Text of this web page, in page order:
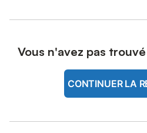
Vous n'avez pas
CONTINUER LA